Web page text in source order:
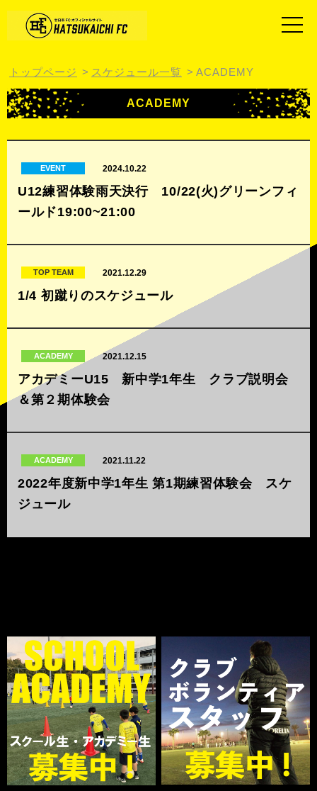
トップページ スケジュール一覧 ACADEMY
ACADEMY
EVENT 2024.10.22
U12練習体験雨天決行 10/22(火)グリーンフィ
ールド19:00~21:00
TOP TEAM 2021.12.29
1/4 初蹴りのスケジュール
ACADEMY 2021.12.15
アカデミーU15 新中学1年生 クラブ説明会
＆第２期体験会
ACADEMY 2021.11.22
2022年度新中学1年生 第1期練習体験会 スケ
ジュール